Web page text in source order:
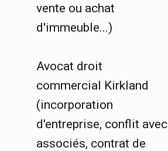
vente ou achat
d'immeuble...)
Avocat droit
commercial Kirkland
(incorporation
d'entreprise, conflit avec
associés, contrat de